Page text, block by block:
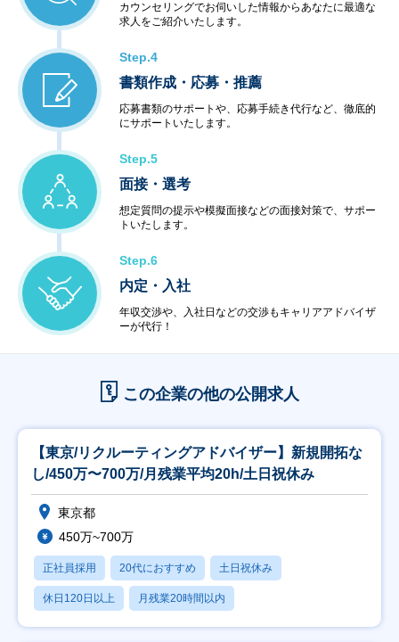
カウンセリングでお伺いした情報からあなたに最適な
求人をご紹介いたします。
Step.4
書類作成・応募・推薦
応募書類のサポートや、応募手続き代行など、徹底的
にサポートいたします。
Step.5
面接・選考
想定質問の提示や模擬面接などの面接対策で、サポー
トいたします。
Step.6
内定・入社
年収交渉や、入社日などの交渉もキャリアアドバイザ
ーが代行！
この企業の他の公開求人
【東京/リクルーティングアドバイザー】新規開拓な
し/450万〜700万/月残業平均20h/土日祝休み
東京都
450万~700万
正社員採用 20代におすすめ 土日祝休み
休日120日以上 月残業20時間以内